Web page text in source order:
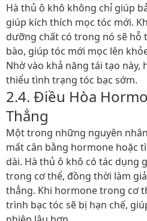
Hà thủ ô khô không chỉ giúp
giúp kích thích mọc tóc mới.
dưỡng chất có trong nó sẽ
bào, giúp tóc mới mọc lên
Nhờ vào khả năng tái tạo này,
thiểu tình trạng tóc bạc sớm.
2.4. Điều Hòa
Thẳng
Một trong những nguyên
mất cân bằng hormone hoặc
dài. Hà thủ ô khô có tác dụng
trong cơ thể, đồng thời làm
thẳng. Khi hormone trong cơ
trình bạc tóc sẽ bị hạn chế,